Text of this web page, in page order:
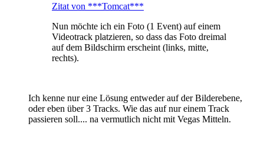
Zitat von ***Tomcat***
Nun möchte ich ein Foto (1 Event) auf einem
Videotrack platzieren, so dass das Foto dreimal
auf dem Bildschirm erscheint (links, mitte,
rechts).
Ich kenne nur eine Lösung entweder auf der Bilderebene,
oder eben über 3 Tracks. Wie das auf nur einem Track
passieren soll.... na vermutlich nicht mit Vegas Mitteln.